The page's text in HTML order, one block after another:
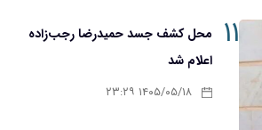
۱۱
محل کشف جسد حمیدرضا رجب‌زاده
اعلام شد
۱۴۰۵/۰۵/۱۸ ۲۳:۲۹